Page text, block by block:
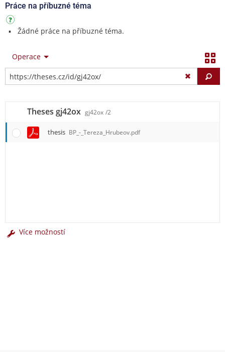
Práce na příbuzné téma
Žádné práce na příbuzné téma.
Operace
Theses gj42ox gj42ox /2
thesis BP_-_Tereza_Hrubeov.pdf
Více možností